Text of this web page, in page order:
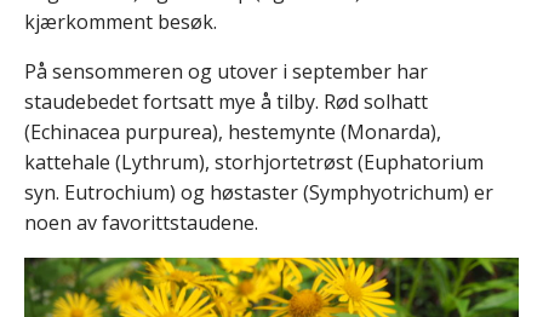
kjærkomment besøk.
På sensommeren og utover i september har
staudebedet fortsatt mye å tilby. Rød solhatt
(Echinacea purpurea), hestemynte (Monarda),
kattehale (Lythrum), storhjortetrøst (Euphatorium
syn. Eutrochium) og høstaster (Symphyotrichum) er
noen av favorittstaudene.